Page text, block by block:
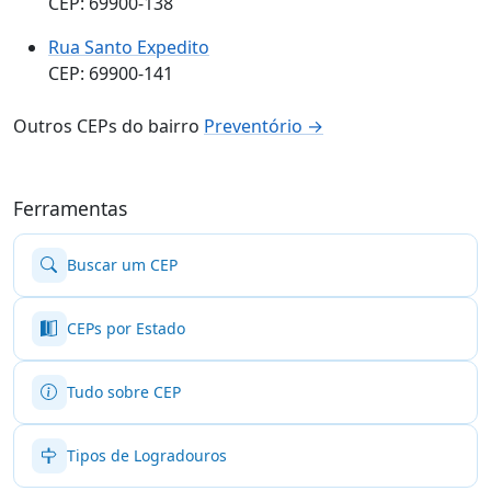
Rua Santo Expedito
CEP: 69900-141
Outros CEPs do bairro Preventório →
Ferramentas
Buscar um CEP
CEPs por Estado
Tudo sobre CEP
Tipos de Logradouros